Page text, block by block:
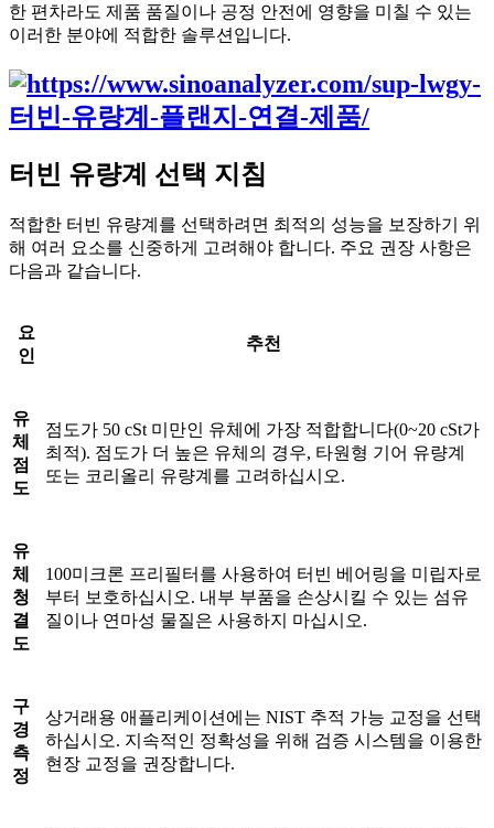
한 편차라도 제품 품질이나 공정 안전에 영향을 미칠 수 있는
이러한 분야에 적합한 솔루션입니다.
터빈 유량계 선택 지침
적합한 터빈 유량계를 선택하려면 최적의 성능을 보장하기 위
해 여러 요소를 신중하게 고려해야 합니다. 주요 권장 사항은
다음과 같습니다.
요
인
추천
유
체
점
도
점도가 50 cSt 미만인 유체에 가장 적합합니다(0~20 cSt가
최적). 점도가 더 높은 유체의 경우, 타원형 기어 유량계
또는 코리올리 유량계를 고려하십시오.
유
체
청
결
도
100미크론 프리필터를 사용하여 터빈 베어링을 미립자로
부터 보호하십시오. 내부 부품을 손상시킬 수 있는 섬유
질이나 연마성 물질은 사용하지 마십시오.
구
경
측
정
상거래용 애플리케이션에는 NIST 추적 가능 교정을 선택
하십시오. 지속적인 정확성을 위해 검증 시스템을 이용한
현장 교정을 권장합니다.